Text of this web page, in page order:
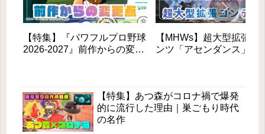
【特集】『パワフルプロ野球
2026-2027』前作からの変更
【MHWs】超大型拡張コ
ンツ「アセンダンス」が
【特集】あつ森がコロナ禍で爆発
的に流行した理由｜巣ごもり時代
の名作